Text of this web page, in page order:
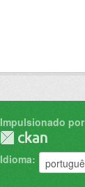
Impulsionado por
Idioma